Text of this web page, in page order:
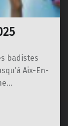
badistes
Aix-En-